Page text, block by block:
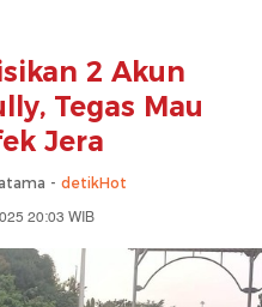
2 Akun
Tegas Mau
Jera
- detikHot
20:03 WIB